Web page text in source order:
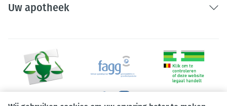
Uw apotheek